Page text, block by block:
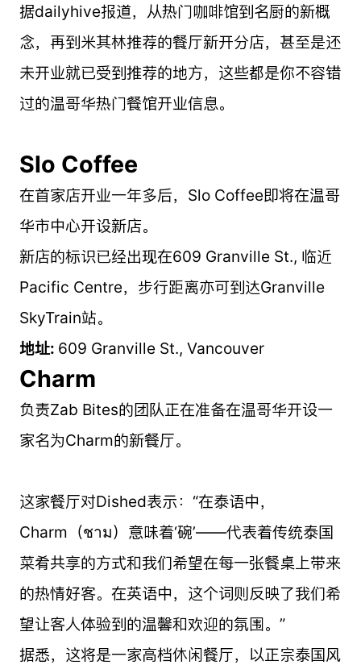
据dailyhive报道，从热门咖啡馆到名厨的新概
念，再到米其林推荐的餐厅新开分店，甚至是还
未开业就已受到推荐的地方，这些都是你不容错
过的温哥华热门餐馆开业信息。
Slo Coffee
在首家店开业一年多后，Slo Coffee即将在温哥
华市中心开设新店。
新店的标识已经出现在609 Granville St., 临近
Pacific Centre，步行距离亦可到达Granville
SkyTrain站。
地址: 609 Granville St., Vancouver
Charm
负责Zab Bites的团队正在准备在温哥华开设一
家名为Charm的新餐厅。
这家餐厅对Dished表示：“在泰语中，
Charm（ชาม）意味着‘碗’——代表着传统泰国
菜肴共享的方式和我们希望在每一张餐桌上带来
的热情好客。在英语中，这个词则反映了我们希
望让客人体验到的温馨和欢迎的氛围。”
据悉，这将是一家高档休闲餐厅，以正宗泰国风